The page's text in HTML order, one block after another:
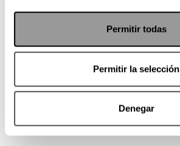
Permitir todas
Permitir la selección
Denegar